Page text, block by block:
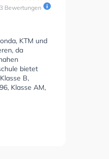
Bewertungen
KTM und
da
bietet
B,
Klasse AM,
zu erhalten.
dir
dich gut auf
fahrschule
Gute